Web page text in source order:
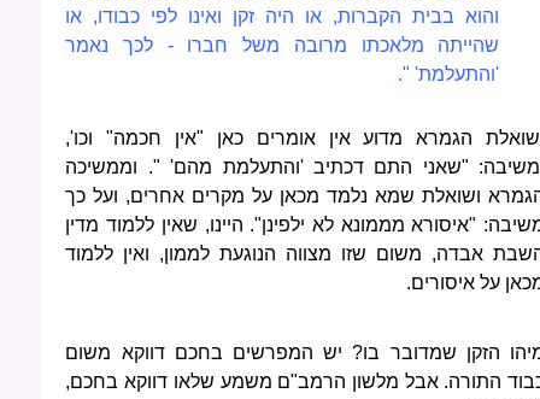
והוא בבית הקברות, או היה זקן ואינו לפי כבודו, או
שהייתה מלאכתו מרובה משל חברו - לכך נאמר
'והתעלמת' ".
הגמרא מדוע אין אומרים כאן "אין חכמה" וכו',
"שאני התם דכתיב 'והתעלמת מהם' ". וממשיכה
ושואלת שמא נלמד מכאן על מקרים אחרים, ועל כך
"איסורא מממונא לא ילפינן". היינו, שאין ללמוד מדין
אבדה, משום שזו מצווה הנוגעת לממון, ואין ללמוד
על איסורים.
הזקן שמדובר בו? יש המפרשים בחכם דווקא משום
התורה. אבל מלשון הרמב"ם משמע שלאו דווקא בחכם,